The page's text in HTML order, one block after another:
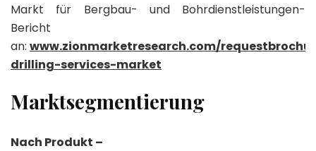
Markt für Bergbau- und Bohrdienstleistungen-
Bericht
an: www.zionmarketresearch.com/
drilling-services-market
Marktsegmentierung
Nach Produkt –